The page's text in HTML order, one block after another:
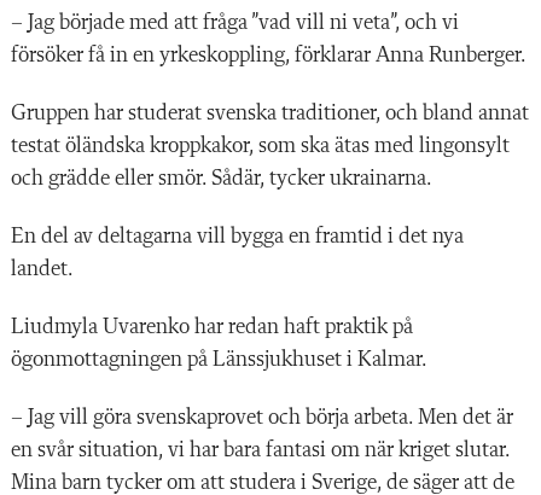
– Jag började med att fråga ”vad vill ni veta”, och vi
försöker få in en yrkeskoppling, förklarar Anna Runberger.
Gruppen har studerat svenska traditioner, och bland annat
testat öländska kroppkakor, som ska ätas med lingonsylt
och grädde eller smör. Sådär, tycker ukrainarna.
En del av deltagarna vill bygga en framtid i det nya
landet.
Liudmyla Uvarenko har redan haft praktik på
ögonmottagningen på Länssjukhuset i Kalmar.
– Jag vill göra svenskaprovet och börja arbeta. Men det är
en svår situation, vi har bara fantasi om när kriget slutar.
Mina barn tycker om att studera i Sverige, de säger att de